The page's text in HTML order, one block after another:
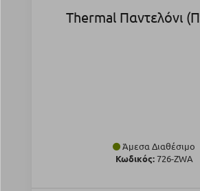
Thermal Παντελόνι
Άμεσα Διαθέσιμο
Κωδικός:726-ZWA